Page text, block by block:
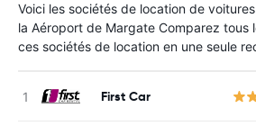
Voici les sociétés de location de
la Aéroport de Margate Comparez tous
ces sociétés de location en une seule
First Car